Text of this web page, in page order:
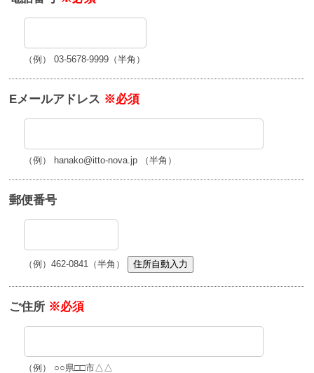
（例） 03-5678-9999（半角）
Eメールアドレス ※必須
（例） hanako@itto-nova.jp （半角）
郵便番号
（例）462-0841（半角） 住所自動入力
ご住所 ※必須
（例） ○○県□□市△△